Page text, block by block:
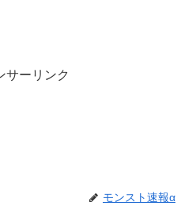
サーリンク
モンスト速報α